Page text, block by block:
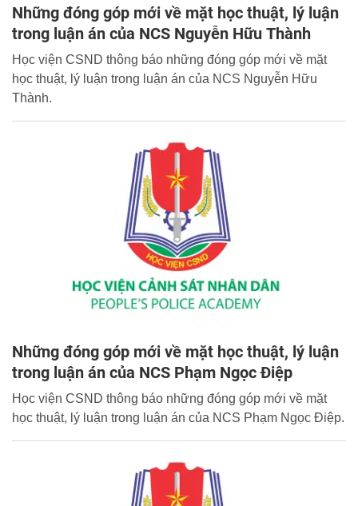
Những đóng góp mới về mặt học thuật, lý luận
trong luận án của NCS Nguyễn Hữu Thành
Học viện CSND thông báo những đóng góp mới về mặt
học thuật, lý luận trong luận án của NCS Nguyễn Hữu
Thành.
Những đóng góp mới về mặt học thuật, lý luận
trong luận án của NCS Phạm Ngọc Điệp
Học viện CSND thông báo những đóng góp mới về mặt
học thuật, lý luận trong luận án của NCS Phạm Ngọc Điệp.